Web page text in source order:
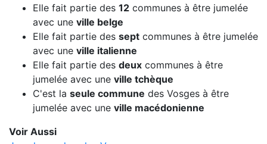
Elle fait partie des 12 communes à être jumelée
avec une ville belge
Elle fait partie des sept communes à être jumelée
avec une ville italienne
Elle fait partie des deux communes à être
jumelée avec une ville tchèque
C'est la seule commune des Vosges à être
jumelée avec une ville macédonienne
Voir Aussi